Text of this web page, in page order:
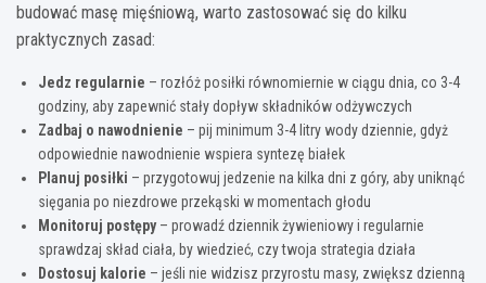
budować masę mięśniową, warto zastosować się do kilku
praktycznych zasad:
Jedz regularnie – rozłóż posiłki równomiernie w ciągu dnia, co 3-4
godziny, aby zapewnić stały dopływ składników odżywczych
Zadbaj o nawodnienie – pij minimum 3-4 litry wody dziennie, gdyż
odpowiednie nawodnienie wspiera syntezę białek
Planuj posiłki – przygotowuj jedzenie na kilka dni z góry, aby uniknąć
sięgania po niezdrowe przekąski w momentach głodu
Monitoruj postępy– prowadź dziennik żywieniowy i regularnie
sprawdzaj skład ciała, by wiedzieć, czy twoja strategia działa
Dostosuj kalorie – jeśli nie widzisz przyrostu masy, zwiększ dzienną